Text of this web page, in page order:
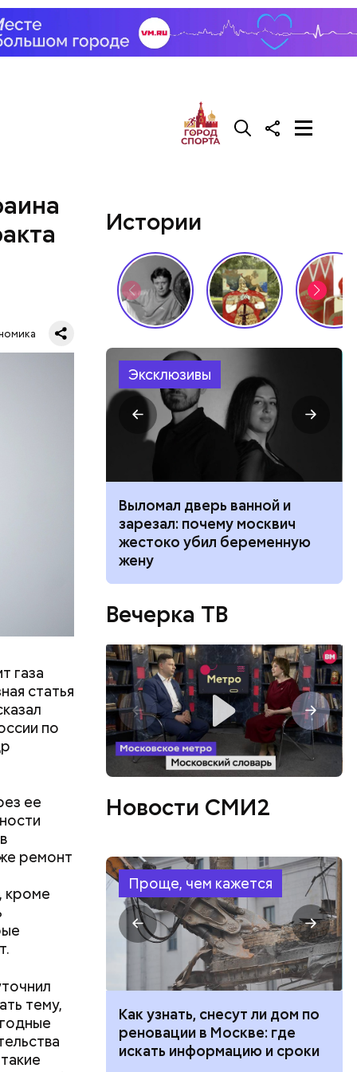
газа
статья
по
ее
ремонт
кроме
тему,
детей
не
год, а
и на
в
него
и
Истории
Эксклюзивы
в
Выломал дверь ванной и
зарезал: почему москвич
жестоко убил беременную
жену
Вечерка ТВ
Новости СМИ2
Проще, чем кажется
тысяч
при
кто может
Как узнать, снесут ли дом по
реновации в Москве: где
искать информацию и сроки